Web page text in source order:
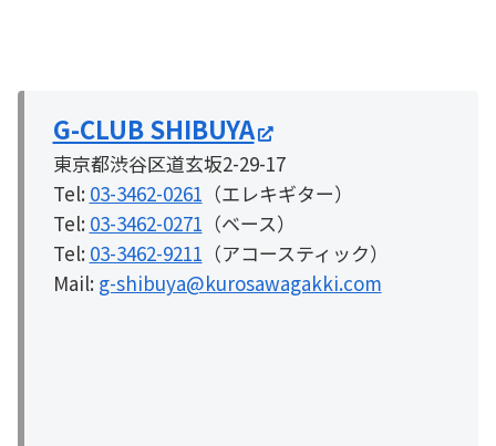
G-CLUB SHIBUYA
東京都渋谷区道玄坂2-29-17
Tel: 03-3462-0261 （エレキギター）
Tel: 03-3462-0271 （ベース）
Tel: 03-3462-9211 （アコースティック）
Mail: g-shibuya@kurosawagakki.com